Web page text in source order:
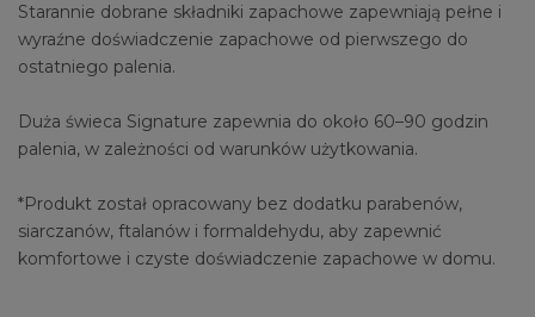
Starannie dobrane składniki zapachowe zapewniają pełne i
wyraźne doświadczenie zapachowe od pierwszego do
ostatniego palenia.
Duża świeca Signature zapewnia do około 60–90 godzin
palenia, w zależności od warunków użytkowania.
*Produkt został opracowany bez dodatku parabenów,
siarczanów, ftalanów i formaldehydu, aby zapewnić
komfortowe i czyste doświadczenie zapachowe w domu.